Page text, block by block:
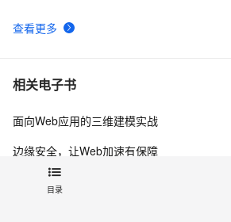
目录
查看更多
相关电子书
面向Web应用的三维建模实战
边缘安全，让Web加速有保障
使用CNFS搭建弹性Web服务